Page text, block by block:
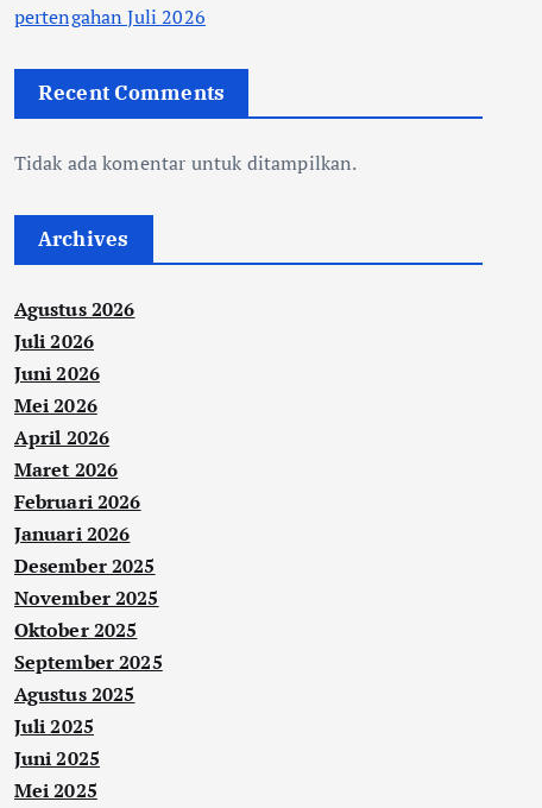
pertengahan Juli 2026
Recent Comments
Tidak ada komentar untuk ditampilkan.
Archives
Agustus 2026
Juli 2026
Juni 2026
Mei 2026
April 2026
Maret 2026
Februari 2026
Januari 2026
Desember 2025
November 2025
Oktober 2025
September 2025
Agustus 2025
Juli 2025
Juni 2025
Mei 2025